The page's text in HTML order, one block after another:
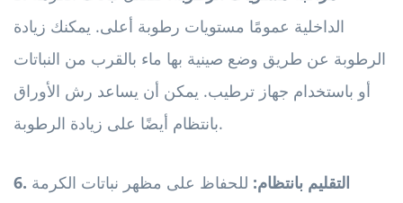
الداخلية عمومًا مستويات رطوبة أعلى. يمكنك زيادة
الرطوبة عن طريق وضع صينية بها ماء بالقرب من النباتات
أو باستخدام جهاز ترطيب. يمكن أن يساعد رش الأوراق
بانتظام أيضًا على زيادة الرطوبة.
6. التقليم بانتظام: للحفاظ على مظهر نباتات الكرمة